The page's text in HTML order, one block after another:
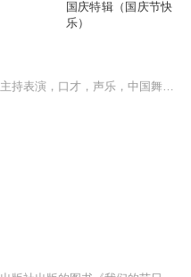
国庆特辑（国庆节快
乐）